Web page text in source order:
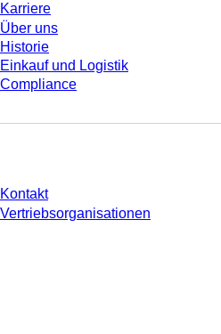
Karriere
Über uns
Historie
Einkauf und Logistik
Compliance
Kontakt
Vertriebsorganisationen